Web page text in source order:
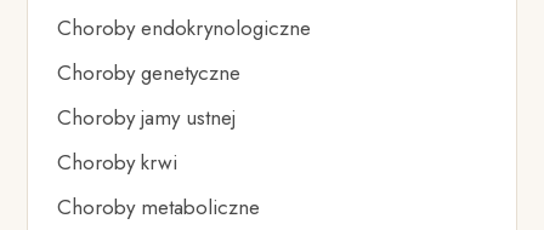
Choroby endokrynologiczne
Choroby genetyczne
Choroby jamy ustnej
Choroby krwi
Choroby metaboliczne